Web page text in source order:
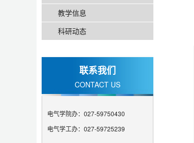
教学信息
科研动态
联系我们
CONTACT US
电气学院办：027-59750430
电气学工办：027-59725239